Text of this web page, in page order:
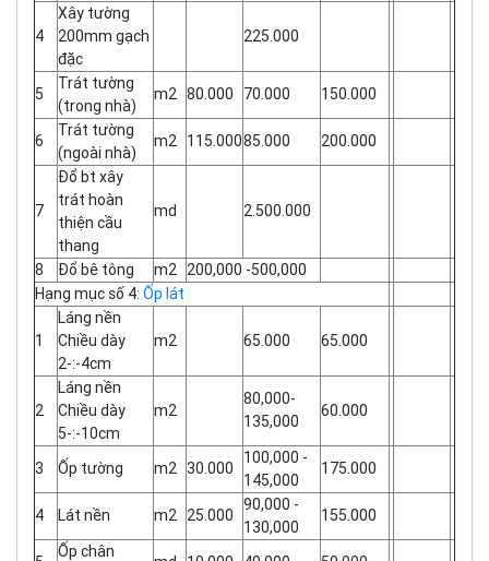
4
Xây tường
200mm gạch
đặc
225.000
5
Trát tường
(trong nhà)
m2 80.000 70.000 150.000
6
Trát tường
(ngoài nhà)
m2 115.00085.000 200.000
7
Đổ bt xây
trát hoàn
thiện cầu
thang
md 2.500.000
8 Đổ bê tông m2 200,000 -500,000
Hạng mục số 4: Ốp lát
1
Láng nền
Chiều dày
2-:-4cm
m2 65.000 65.000
2
Láng nền
Chiều dày
5-:-10cm
m2
80,000-
135,000
60.000
3 Ốp tường m2 30.000
100,000 -
145,000
175.000
4 Lát nền m2 25.000
90,000 -
130,000
155.000
Ốp chân